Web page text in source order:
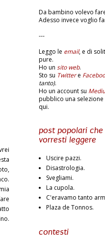
Da bambino volevo
Adesso invece voglio
---
Leggo le email, e di
pure.
Ho un sito web.
Sto su Twitter e
tanto).
Ho un account su
pubblico una
qui.
post popolari
vorresti leggere
Uscire pazzi.
Disastrologia.
Svegliami.
La cupola.
C'eravamo tanto
Plaza de Tonnos.
contesti